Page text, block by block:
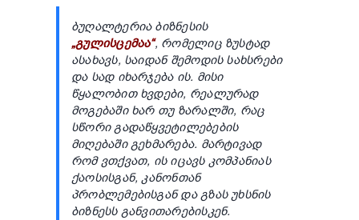
ბუღალტერია ბიზნესის
„გულისცემაა“, რომელიც ზუსტად
ასახავს, საიდან შემოდის სახსრები
და სად იხარჯება ის. მისი
წყალობით ხვდები, რეალურად
მოგებაში ხარ თუ ზარალში, რაც
სწორი გადაწყვეტილებების
მიღებაში გეხმარება. მარტივად
რომ ვთქვათ, ის იცავს კომპანიას
ქაოსისგან, კანონთან
პრობლემებისგან და გზას უხსნის
ბიზნესს განვითარებისკენ.